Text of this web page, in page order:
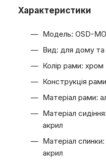
Характеристики
Модель: OSD-
Вид: для дому та
Колір рами: хром
Конструкція
Матеріал рами:
Матеріал
акрил
Матеріал
акрил